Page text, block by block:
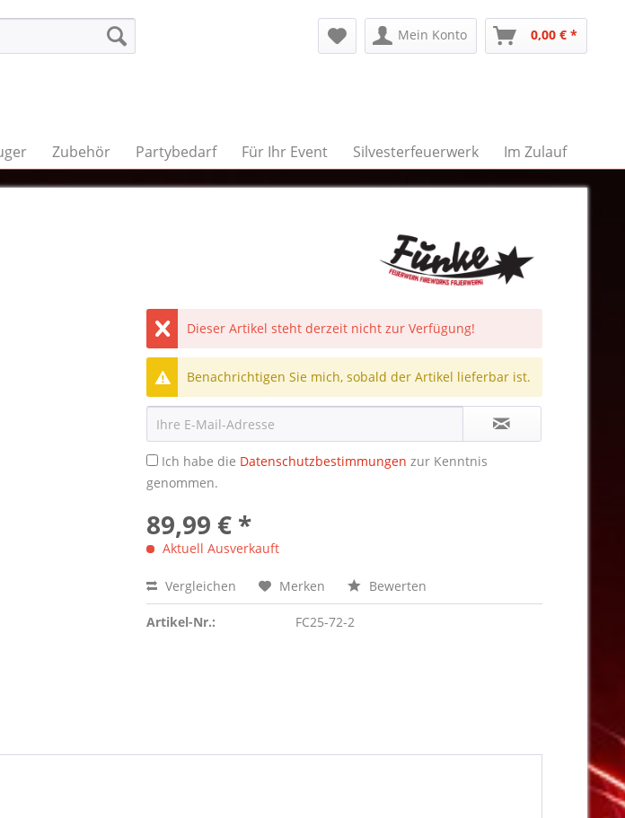
Mein Konto 0,00 € *
Zubehör Partybedarf Für Ihr Event Silvesterfeuerwerk Im Zulauf
Dieser Artikel steht derzeit nicht zur Verfügung!
Benachrichtigen Sie mich, sobald der Artikel lieferbar ist.
Ich habe die Datenschutzbestimmungen zur Kenntnis
genommen.
89,99 € *
Aktuell Ausverkauft
Vergleichen Merken Bewerten
Artikel-Nr.: FC25-72-2